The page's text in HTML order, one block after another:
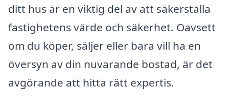
ditt hus är en viktig del av att säkerställa
fastighetens värde och säkerhet. Oavsett
om du köper, säljer eller bara vill ha en
översyn av din nuvarande bostad, är det
avgörande att hitta rätt expertis.